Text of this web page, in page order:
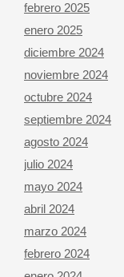
febrero 2025
enero 2025
diciembre 2024
noviembre 2024
octubre 2024
septiembre 2024
agosto 2024
julio 2024
mayo 2024
abril 2024
marzo 2024
febrero 2024